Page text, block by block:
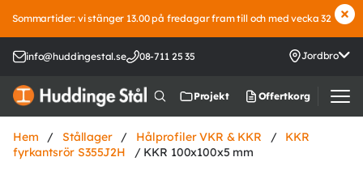
Sommartider: vi stänger 13.00 på fredagar fram till och med vecka 32
info@huddingestal.se 08-711 25 35 Jordbro
Projekt Offertkorg
Hem / Stållager / Hålprofiler VKR & KKR /
KKR
fyrkantsrör S355J2H
/ KKR 100x100x5 mm